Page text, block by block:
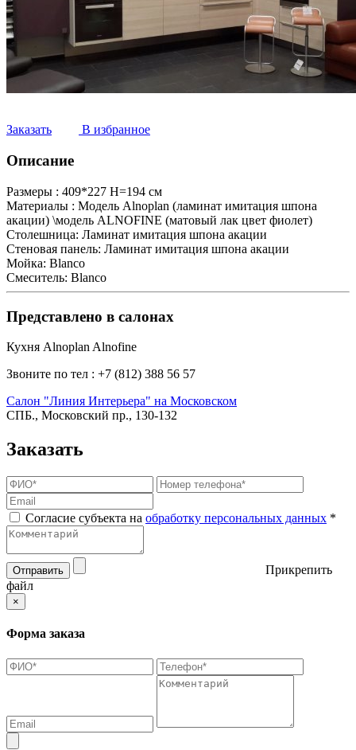
Заказать В избранное
Описание
Размеры : 409*227 Н=194 см
Материалы : Модель Alnoplan (ламинат имитация шпона
акации) \модель ALNOFINE (матовый лак цвет фиолет)
Столешница: Ламинат имитация шпона акации
Стеновая панель: Ламинат имитация шпона акации
Мойка: Blanco
Смеситель: Blanco
Представлено в салонах
Кухня Alnoplan Alnofine
Звоните по тел : +7 (812) 388 56 57
Салон "Линия Интерьера" на Московском
СПБ., Московский пр., 130-132
Заказать
Согласие субъекта на обработку персональных данных *
Отправить
Прикрепить
файл
×
Форма заказа